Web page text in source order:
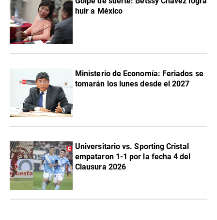
huir a México
Ministerio de Economía: Feriados se
tomarán los lunes desde el 2027
Universitario vs. Sporting Cristal
empataron 1-1 por la fecha 4 del
Clausura 2026